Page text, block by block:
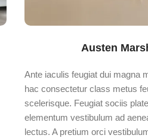
Austen
Ante iaculis feugiat dui magna
hac consectetur class metus
scelerisque. Feugiat sociis
elementum vestibulum ad
lectus. A pretium orci